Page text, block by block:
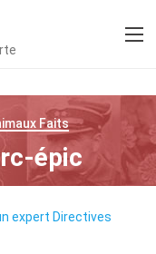
Faits
épic
expert Directives